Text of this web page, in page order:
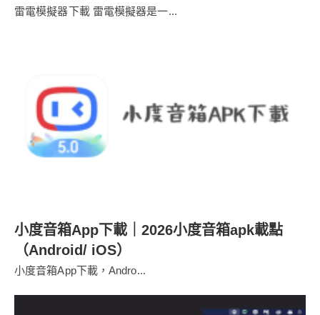
雷電模擬器下載 雷電模擬器是一...
小度音箱App下載｜2026小度音箱apk載點
（Android/ iOS）
小度音箱App下載，Andro...